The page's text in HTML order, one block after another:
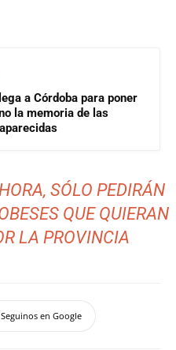
a Córdoba para poner
la memoria de las
SÓLO PEDIRÁN
QUE QUIERAN
LA PROVINCIA
en Google